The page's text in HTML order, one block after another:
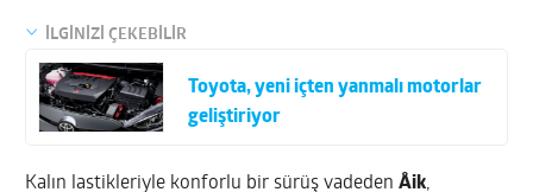
İLGİNİZİ ÇEKEBİLİR
Toyota, yeni içten yanmalı motorlar
geliştiriyor
Kalın lastikleriyle konforlu bir sürüş vadedenÅik,